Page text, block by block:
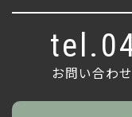
お問い合わ